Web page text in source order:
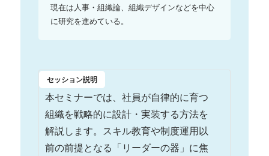
現在は人事・組織論、組織デザインなどを中心
に研究を進めている。
セッション説明